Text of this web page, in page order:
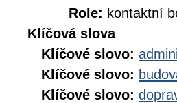
Role: kontaktní
Klíčová slova
Klíčové slovo:
Klíčové slovo:
Klíčové slovo: